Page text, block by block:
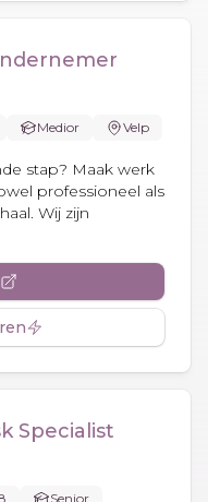
Medior Velp
stap? Maak werk
professioneel als
Wij zijn
Specialist
Senior